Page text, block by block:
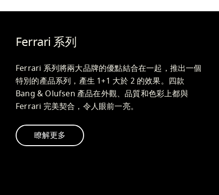
Ferrari 系列
Ferrari 系列將兩大品牌的優點結合在一起，推出一個
特別的產品系列，產生 1+1 大於 2 的效果。四款
Bang & Olufsen 產品在外觀、品質和色彩上都與
Ferrari 完美契合，令人眼前一亮。
瞭解更多